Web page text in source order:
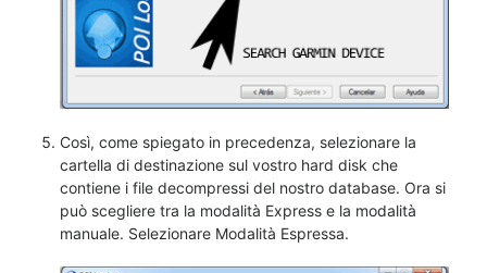
Così, come spiegato in precedenza, selezionare la
cartella di destinazione sul vostro hard disk che
contiene i file decompressi del nostro database. Ora si
può scegliere tra la modalità Express e la modalità
manuale. Selezionare Modalità Espressa.